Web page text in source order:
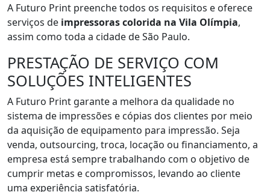
A Futuro Print preenche todos os requisitos e oferece
serviços de impressoras colorida na Vila Olímpia,
assim como toda a cidade de São Paulo.
PRESTAÇÃO DE SERVIÇO COM
SOLUÇÕES INTELIGENTES
A Futuro Print garante a melhora da qualidade no
sistema de impressões e cópias dos clientes por meio
da aquisição de equipamento para impressão. Seja
venda, outsourcing, troca, locação ou financiamento, a
empresa está sempre trabalhando com o objetivo de
cumprir metas e compromissos, levando ao cliente
uma experiência satisfatória.